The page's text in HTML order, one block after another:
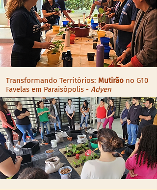
Transformando Territórios: Mutirão no G10
Favelas em Paraisópolis - Adyen